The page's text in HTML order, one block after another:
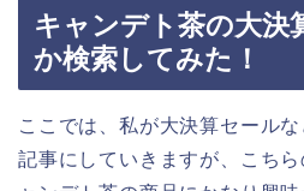
キャンデト茶の大決
か検索してみた！
ここでは、私が大決算セール
記事にしていきますが、こち